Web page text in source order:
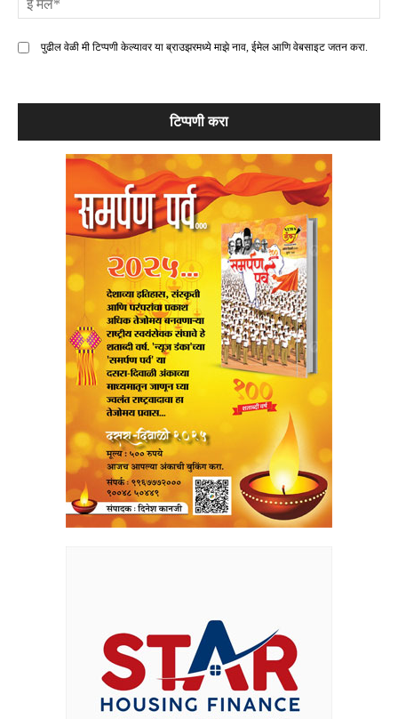
पुढील वेळी मी टिप्पणी केल्यावर या ब्राउझरमध्ये माझे नाव, ईमेल आणि वेबसाइट जतन करा.